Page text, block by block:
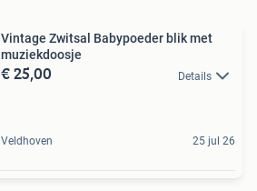
Vintage Zwitsal Babypoeder blik met
muziekdoosje
€ 25,00 Details
Veldhoven 25 jul 26